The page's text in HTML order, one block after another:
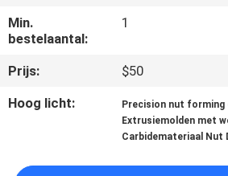
CONTACTEER
ONS
NIEUWS
Min.
bestelaantal:
1
Prijs:
$50
Hoog licht:
Precision nut forming
Extrusiemolden met
Carbidemateriaal Nut